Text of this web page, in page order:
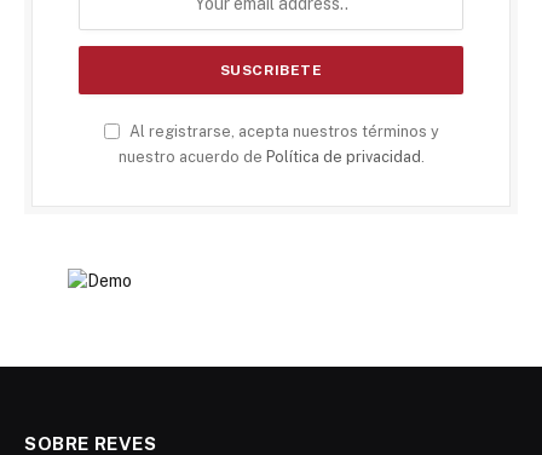
Al registrarse, acepta nuestros términos y
nuestro acuerdo de Política de privacidad .
SOBRE REVES